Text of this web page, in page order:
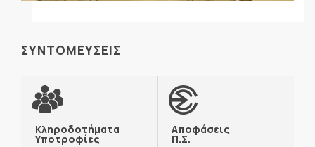
ΣΥΝΤΟΜΕΥΣΕΙΣ
Κληροδοτήματα
Υποτροφίες
Αποφάσεις
Π.Σ.